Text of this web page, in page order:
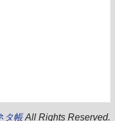
タ帳All Rights Reserved.